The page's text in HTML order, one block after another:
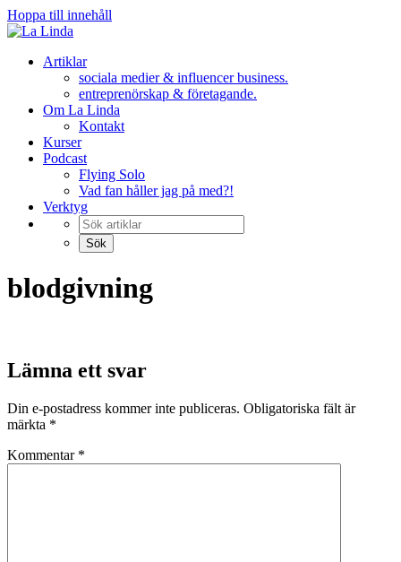
Hoppa till innehåll
Artiklar
sociala medier & influencer business.
entreprenörskap & företagande.
Om La Linda
Kontakt
Kurser
Podcast
Flying Solo
Vad fan håller jag på med?!
Verktyg
blodgivning
Lämna ett svar
Din e-postadress kommer inte publiceras. Obligatoriska fält är
märkta *
Kommentar *